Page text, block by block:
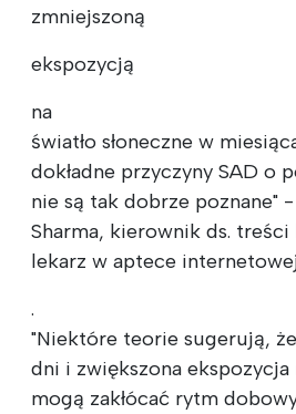
zmniejszoną
ekspozycją
na
światło słoneczne w
dokładne przyczyny SAD o
nie są tak dobrze poznane"
Sharma, kierownik ds.
lekarz w aptece
.
"Niektóre teorie sugerują,
dni i zwiększona ekspozycja
mogą zakłócać rytm